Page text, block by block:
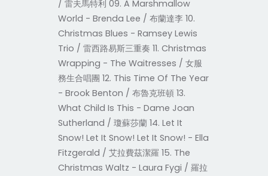
/ 雷夫馬特利 09. A Marshmallow
World - Brenda Lee / 布蘭達李 10.
Christmas Blues - Ramsey Lewis
Trio / 雷西路易斯三重奏 11. Christmas
Wrapping - The Waitresses / 女服
務生合唱團 12. This Time Of The Year
- Brook Benton / 布魯克班頓 13.
What Child Is This - Dame Joan
Sutherland / 瓊蘇莎蘭 14. Let It
Snow! Let It Snow! Let It Snow! - Ella
Fitzgerald / 艾拉費茲潔羅 15. The
Christmas Waltz - Laura Fygi / 羅拉